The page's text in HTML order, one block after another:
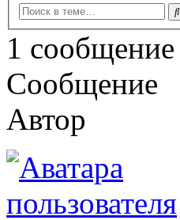
1
Сообщение
Автор